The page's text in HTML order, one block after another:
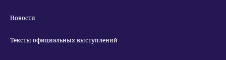
Новости
Тексты официальных выступлений